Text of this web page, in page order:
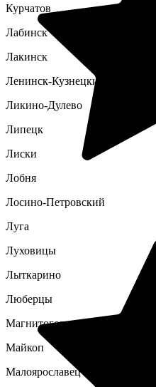
Курчатов
Лабинск
Лакинск
Ленинск-Кузнецкий
Ликино-Дулево
Липецк
Лиски
Лобня
Лосино-Петровский
Луга
Луховицы
Лыткарино
Люберцы
Магнитогорск
Майкоп
Малоярославец